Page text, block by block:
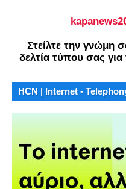
Στείλτε την γνώμη
δελτία τύπου σας
HCN | Internet -